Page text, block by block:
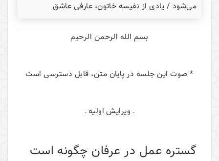
می‌شود / یادی از نفیسه خاتون، عارفی عاشق
بسم الله الرحمن الرحیم
* صوت این جلسه در پایان متن، قابل دسترسی است
ـ ویرایش اولیه ـ
گستره عمل در عرفان چگونه است